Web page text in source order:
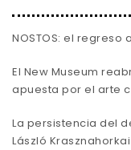
NOSTOS: el regreso
El New Museum
apuesta por el arte
La persistencia del
László Krasznahorkai